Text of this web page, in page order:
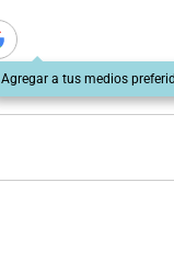
Agregar a tus medios